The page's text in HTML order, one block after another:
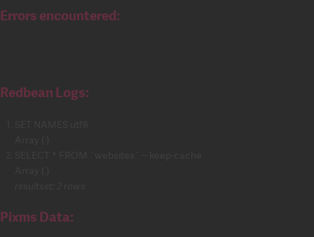
Errors encountered:
Redbean Logs:
Pixms Data: